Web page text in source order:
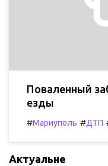
Поваленный
езды
#Мариуполь #ДТП
Актуальне